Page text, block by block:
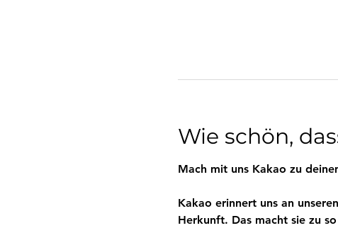
Wie schön,
Mach mit uns Kakao zu
Kakao erinnert uns an
Herkunft. Das macht sie zu